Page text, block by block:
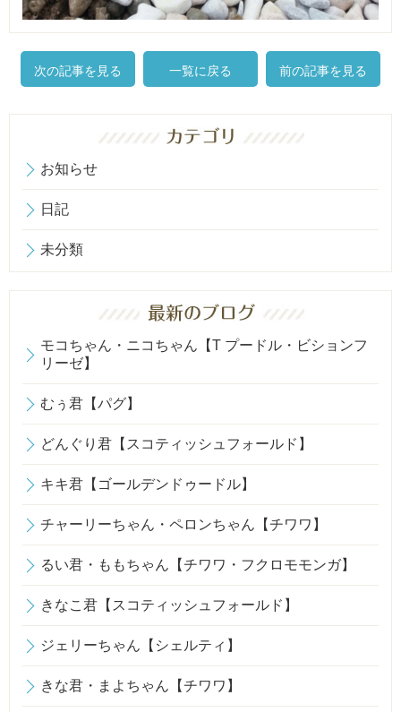
次の記事を見る 一覧に戻る 前の記事を見る
お知らせ
日記
未分類
モコちゃん・ニコちゃん【T プードル・ビションフ
リーゼ】
むぅ君【パグ】
どんぐり君【スコティッシュフォールド】
キキ君【ゴールデンドゥードル】
チャーリーちゃん・ペロンちゃん【チワワ】
るい君・ももちゃん【チワワ・フクロモモンガ】
きなこ君【スコティッシュフォールド】
ジェリーちゃん【シェルティ】
きな君・まよちゃん【チワワ】